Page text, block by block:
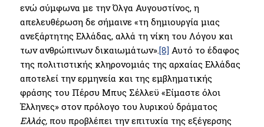
ενώ σύμφωνα με την Όλγα Αυγουστίνος, η
απελευθέρωση δε σήμαινε «τη δημιουργία μιας
ανεξάρτητης Ελλάδας, αλλά τη νίκη του Λόγου και
των ανθρώπινων δικαιωμάτων».[8]Αυτό το έδαφος
της πολιτιστικής κληρονομιάς της αρχαίας Ελλάδας
αποτελεί την ερμηνεία και της εμβληματικής
φράσης του Πέρσυ Μπυς Σέλλεϋ «Είμαστε όλοι
Έλληνες» στον πρόλογο του λυρικού δράματος
Ελλάς, που προβλέπει την επιτυχία της εξέγερσης